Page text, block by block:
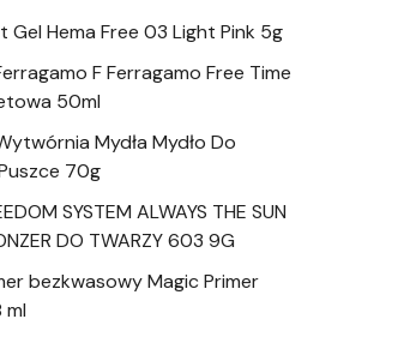
Gel Hema Free 03 Light Pink 5g
F Ferragamo Free Time
50ml
Mydła Mydło Do
70g
SYSTEM ALWAYS THE SUN
DO TWARZY 603 9G
bezkwasowy Magic Primer
ml